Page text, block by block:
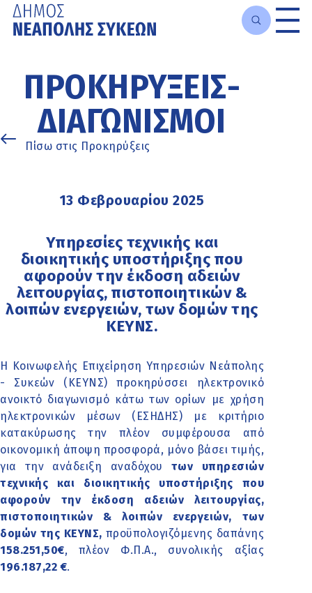
κυρίως
περιεχόμενο
ΠΡΟΚΗΡΎΞΕΙΣ-
ΔΙΑΓΩΝΙΣΜΟΊ
Πίσω στις Προκηρύξεις
13 Φεβρουαρίου 2025
Υπηρεσίες τεχνικής και
διοικητικής υποστήριξης που
αφορούν την έκδοση αδειών
λειτουργίας, πιστοποιητικών &
λοιπών ενεργειών, των δομών της
ΚΕΥΝΣ.
Η Κοινωφελής Επιχείρηση Υπηρεσιών Νεάπολης
- Συκεών (ΚΕΥΝΣ) προκηρύσσει ηλεκτρονικό
ανοικτό διαγωνισμό κάτω των ορίων με χρήση
ηλεκτρονικών μέσων (ΕΣΗΔΗΣ) με κριτήριο
κατακύρωσης την πλέον συμφέρουσα από
οικονομική άποψη προσφορά, μόνο βάσει τιμής,
για την ανάδειξη αναδόχου των υπηρεσιών
τεχνικής και διοικητικής υποστήριξης που
αφορούν την έκδοση αδειών λειτουργίας,
πιστοποιητικών & λοιπών ενεργειών, των
δομών της ΚΕΥΝΣ, προϋπολογιζόμενης δαπάνης
158.251,50€, πλέον Φ.Π.Α., συνολικής αξίας
196.187,22 €.